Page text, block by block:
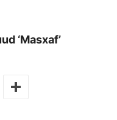
‘Masxaf’